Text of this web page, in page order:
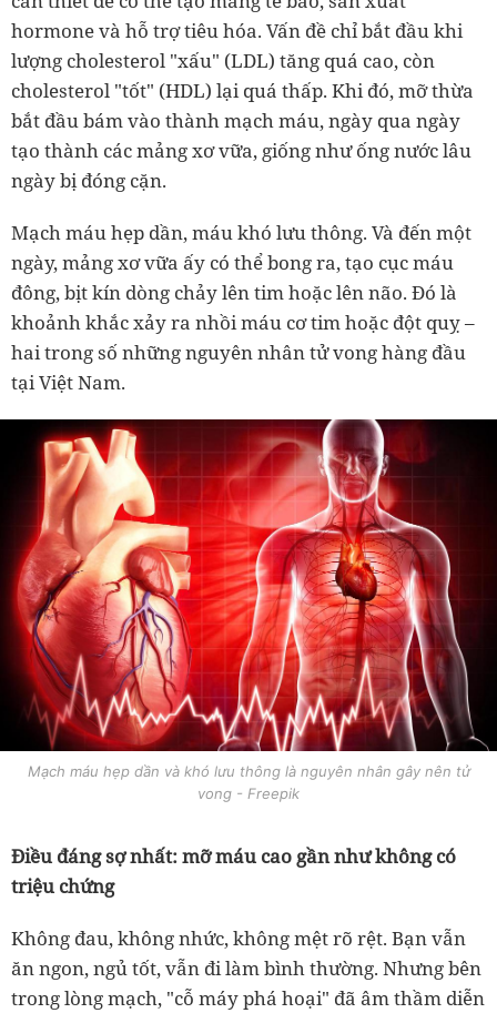
hormone và hỗ trợ tiêu hóa. Vấn đề chỉ bắt đầu khi
lượng cholesterol "xấu" (LDL) tăng quá cao, còn
cholesterol "tốt" (HDL) lại quá thấp. Khi đó, mỡ thừa
bắt đầu bám vào thành mạch máu, ngày qua ngày
tạo thành các mảng xơ vữa, giống như ống nước lâu
ngày bị đóng cặn.
Mạch máu hẹp dần, máu khó lưu thông. Và đến một
ngày, mảng xơ vữa ấy có thể bong ra, tạo cục máu
đông, bịt kín dòng chảy lên tim hoặc lên não. Đó là
khoảnh khắc xảy ra nhồi máu cơ tim hoặc đột quỵ –
hai trong số những nguyên nhân tử vong hàng đầu
tại Việt Nam.
Mạch máu hẹp dần và khó lưu thông là nguyên nhân gây nên tử
vong - Freepik
Điều đáng sợ nhất: mỡ máu cao gần như không có
triệu chứng
Không đau, không nhức, không mệt rõ rệt. Bạn vẫn
ăn ngon, ngủ tốt, vẫn đi làm bình thường. Nhưng bên
trong lòng mạch, "cỗ máy phá hoại" đã âm thầm diễn